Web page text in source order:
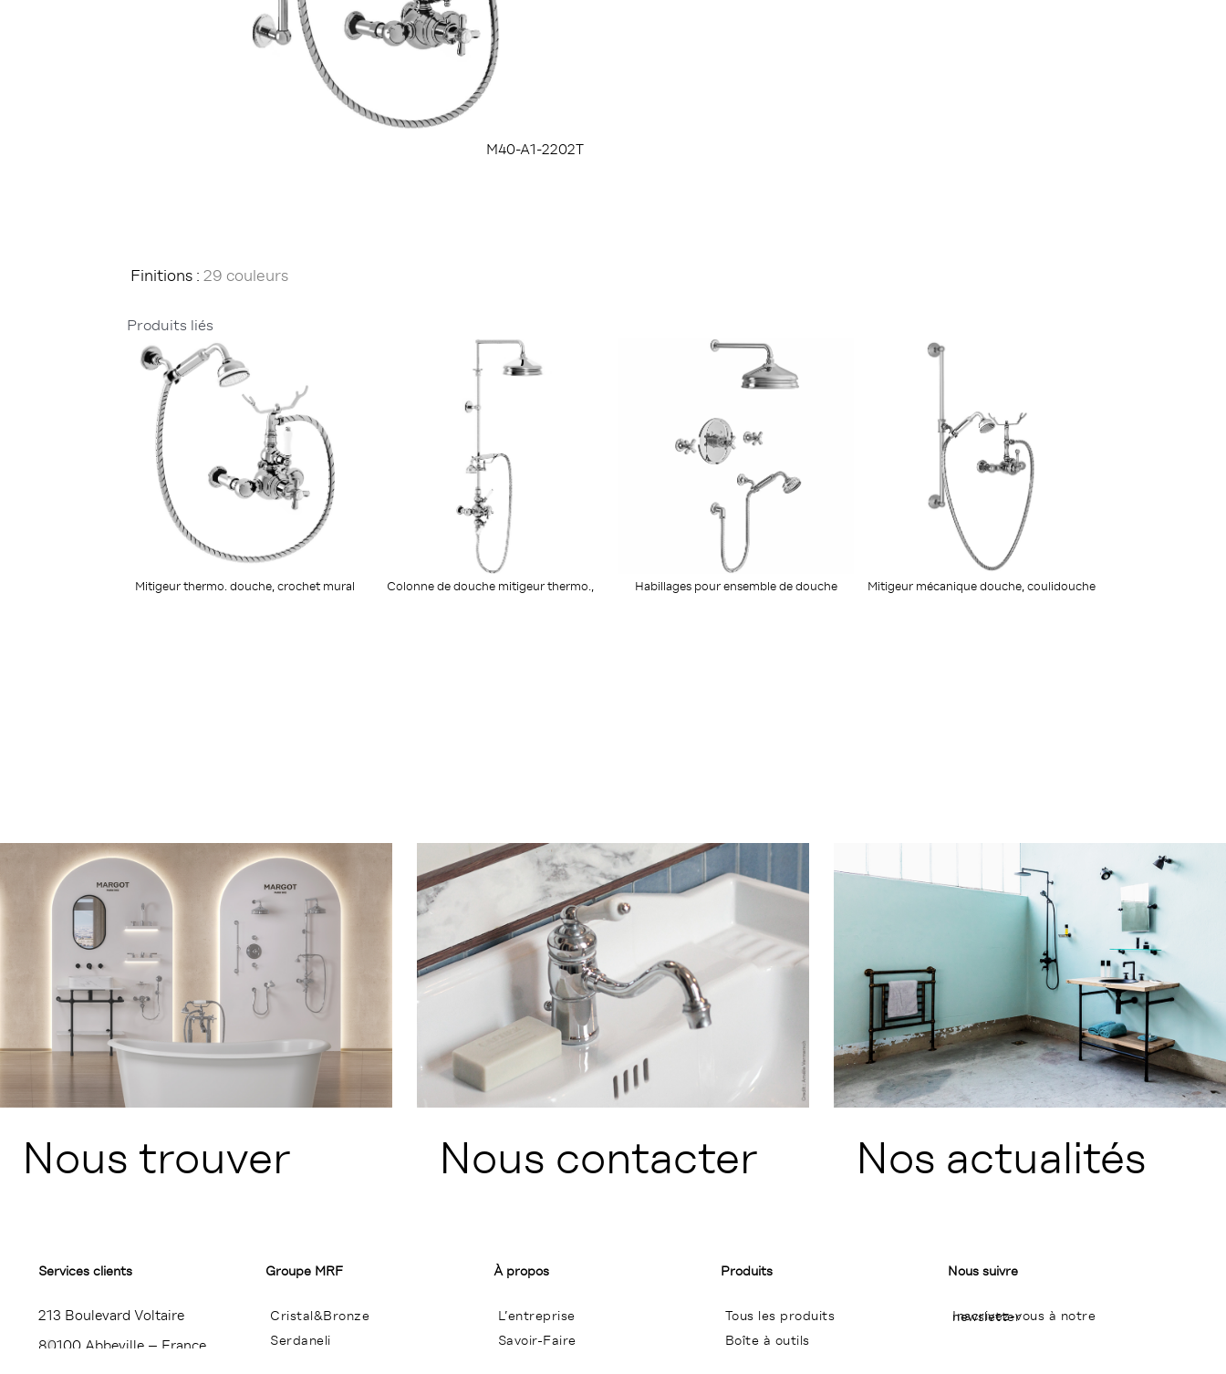
M40-A1-2202T
Finitions : 29 couleurs
Produits liés
Mitigeur thermo. douche, crochet mural
Colonne de douche mitigeur thermo.,
Habillages pour ensemble de douche Mitigeur mécanique douche, coulidouche
Nous trouver Nous contacter Nos actualités
Services clients
213 Boulevard Voltaire
80100 Abbeville – France
Groupe MRF
Cristal&Bronze
Serdaneli
À propos
L’entreprise
Savoir-Faire
Produits
Tous les produits
Boîte à outils
Nous suivre
Inscrivez-vous à notre newsletter